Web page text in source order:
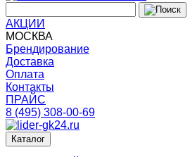
АКЦИИ
МОСКВА
Брендирование
Доставка
Оплата
Контакты
ПРАЙС
8 (495) 308-00-69
Каталог